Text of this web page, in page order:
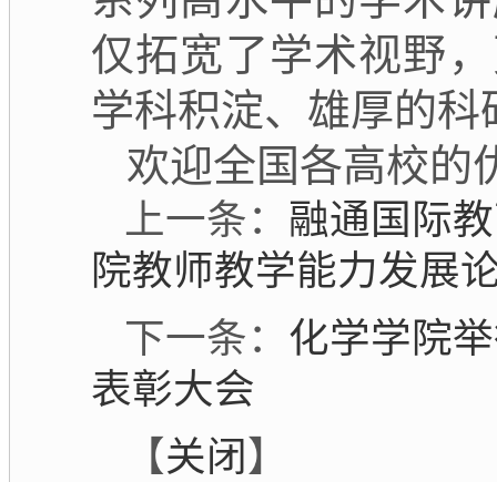
仅拓宽了学术视野
学科积淀、雄厚的
欢迎全国各高校的
上一条： 融通国际
院教师教学能力发展
下一条： 化学学院
表彰大会
【关闭 】